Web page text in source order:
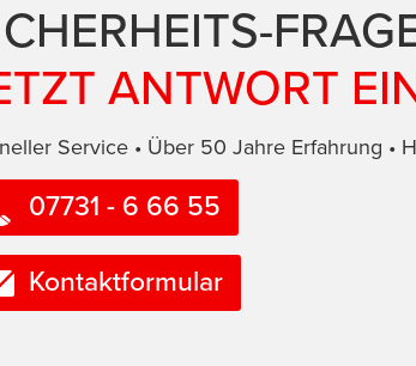
ANTWORT
Service • Über 50 Jahre Erfahrung •
07731 - 6 66 55
Kontaktformular